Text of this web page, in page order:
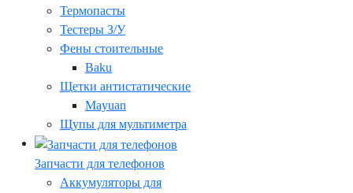
Термопасты
Тестеры З/У
Фены стоительные
Baku
Щетки антистатические
Mayuan
Щупы для мультиметра
Запчасти для телефонов
Аккумуляторы для